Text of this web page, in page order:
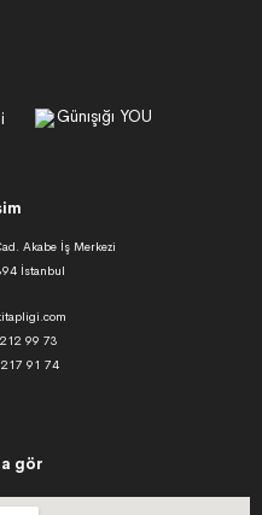
Akabe İş Merkezi
İstanbul
99 73
91 74
gör